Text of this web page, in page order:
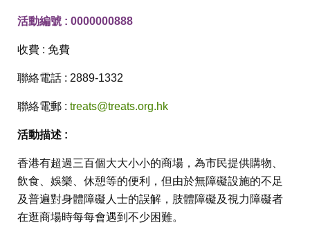
活動編號 : 0000000888
收費 : 免費
聯絡電話 : 2889-1332
聯絡電郵 : treats@treats.org.hk
活動描述 :
香港有超過三百個大大小小的商場，為市民提供購物、
飲食、娛樂、休憩等的便利，但由於無障礙設施的不足
及普遍對身體障礙人士的誤解，肢體障礙及視力障礙者
在逛商場時每每會遇到不少困難。